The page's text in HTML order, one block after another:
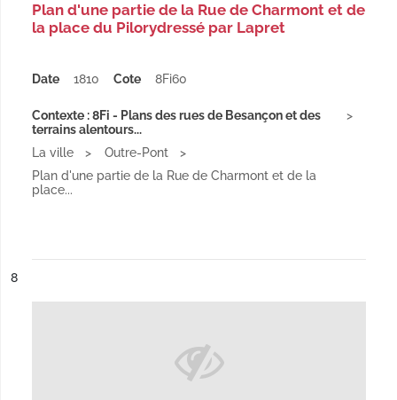
Plan d'une partie de la Rue de Charmont et de
la place du Pilorydressé par Lapret
Date 1810 Cote 8Fi60
Contexte : 8Fi - Plans des rues de Besançon et des
terrains alentours...
La ville
Outre-Pont
Plan d'une partie de la Rue de Charmont et de la
place...
n°
8